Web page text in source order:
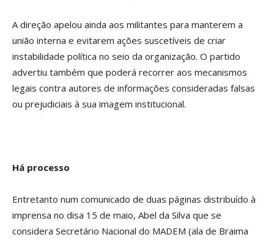
A direção apelou ainda aos militantes para manterem a
união interna e evitarem ações suscetíveis de criar
instabilidade política no seio da organização. O partido
advertiu também que poderá recorrer aos mecanismos
legais contra autores de informações consideradas falsas
ou prejudiciais à sua imagem institucional.
Há processo
Entretanto num comunicado de duas páginas distribuído à
imprensa no disa 15 de maio, Abel da Silva que se
considera Secretário Nacional do MADEM (ala de Braima